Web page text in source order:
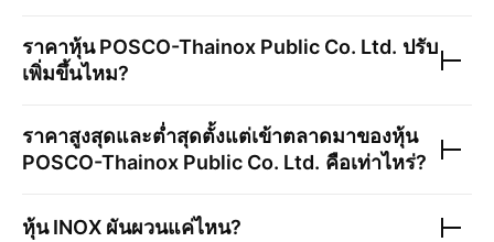
ราคาหุ้นPOSCO-Thainox Public Co. Ltd. ปรับ
เพิ่มขึ้นไหม?
ราคาสูงสุดและต่ำสุดตั้งแต่เข้าตลาดมาของหุ้น
POSCO-Thainox Public Co. Ltd. คือเท่าไหร่?
หุ้นINOX ผันผวนแค่ไหน?